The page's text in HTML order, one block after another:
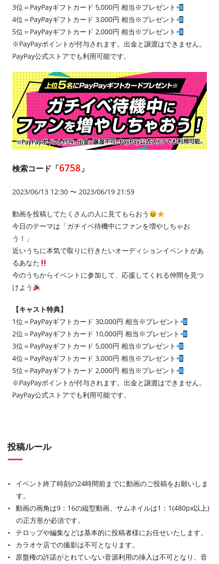
3位＝PayPayギフトカード 5,000円 相当※プレゼント
4位＝PayPayギフトカード 3,000円 相当※プレゼント
5位＝PayPayギフトカード 2,000円 相当※プレゼント
※PayPayポイントが付与されます。出金と譲渡はできません。
PayPay公式ストアでも利用可能です。
検索コード「6758」
2023/06/13 12:30 〜 2023/06/19 21:59
動画を投稿してたくさんの人に見てもらおう
今日のテーマは「ガチイベ待機中にファンを増やしちゃお
う！」
近いうちに本気で取りに行きたいオーディションイベントがあ
るあなた
今のうちからイベントに参加して、応援してくれる仲間を見つ
けよう
【キャスト特典】
1位＝PayPayギフトカード 30,000円 相当※プレゼント
2位＝PayPayギフトカード 10,000円 相当※プレゼント
3位＝PayPayギフトカード 5,000円 相当※プレゼント
4位＝PayPayギフトカード 3,000円 相当※プレゼント
5位＝PayPayギフトカード 2,000円 相当※プレゼント
※PayPayポイントが付与されます。出金と譲渡はできません。
PayPay公式ストアでも利用可能です。
投稿ルール
イベント終了時刻の24時間前までに動画のご投稿をお願いしま
す。
動画の画角は9：16の縦型動画、サムネイルは1：1(480px以上)
の正方形が必須です。
テロップや編集などは基本的に投稿者様にお任せいたします。
カラオケ店での撮影は不可となります。
原盤権の許諾がとれていない音源利用の挿入は不可となり、音